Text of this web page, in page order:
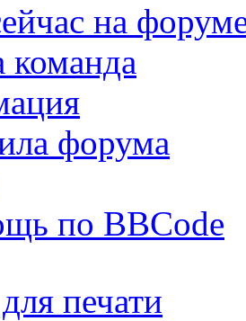
на
форума
по BBCode
печати